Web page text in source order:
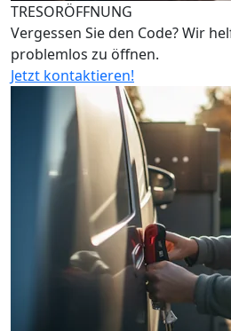
TRESORÖFFNUNG
Vergessen Sie den Code? Wir
problemlos zu öffnen.
Jetzt kontaktieren!